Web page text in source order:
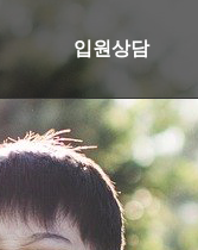
입원상담